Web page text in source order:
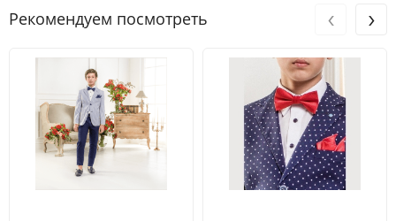
Рекомендуем посмотреть ‹ ›